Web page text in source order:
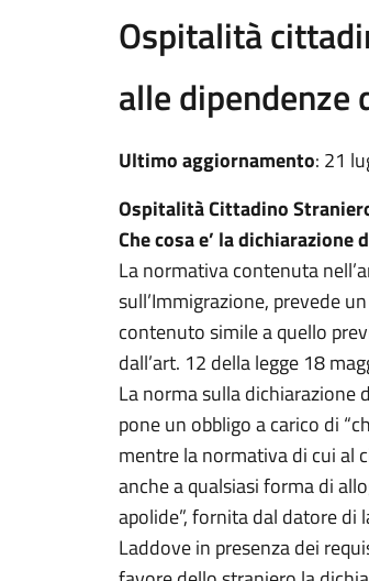
Ospitalità
alle dipendenze
Ultimo aggiornamento: 21
Ospitalità Cittadino
Che cosa e’ la
La normativa contenuta
sull’Immigrazione, prevede
contenuto simile a quello
dall’art. 12 della legge 18
La norma sulla dichiarazione
pone un obbligo a carico di
mentre la normativa di cui al
anche a qualsiasi forma di
apolide”, fornita dal datore
Laddove in presenza dei